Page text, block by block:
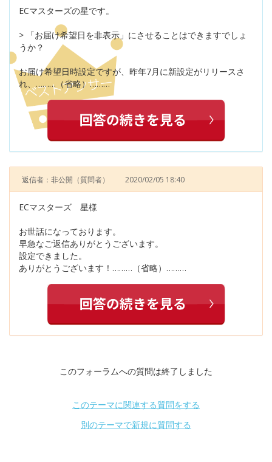
ECマスターズの星です。
> 「お届け希望日を非表示」にさせることはできますでしょ
うか？
お届け希望日時設定ですが、昨年7月に新設定がリリースさ
れ、………（省略）………
返信者：非公開 （質問者） 2020/02/05 18:40
ECマスターズ 星様
お世話になっております。
早急なご返信ありがとうございます。
設定できました。
ありがとうございます！………（省略）………
このフォーラムへの質問は終了しました
このテーマに関連する質問をする
別のテーマで新規に質問する